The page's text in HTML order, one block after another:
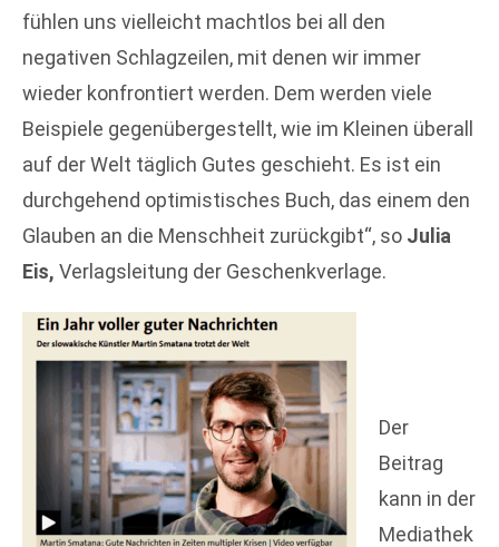
fühlen uns vielleicht machtlos bei all den
negativen Schlagzeilen, mit denen wir immer
wieder konfrontiert werden. Dem werden viele
Beispiele gegenübergestellt, wie im Kleinen überall
auf der Welt täglich Gutes geschieht. Es ist ein
durchgehend optimistisches Buch, das einem den
Glauben an die Menschheit zurückgibt“, so Julia
Eis, Verlagsleitung der Geschenkverlage.
Der
Beitrag
kann in der
Mediathek